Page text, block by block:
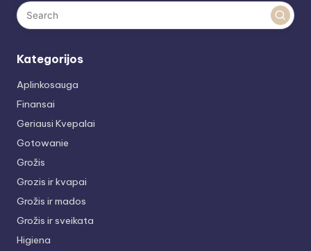
Kategorijos
Aplinkosauga
Finansai
Geriausi Kvepalai
Gotowanie
Grožis
Grozis ir kvapai
Grožis ir mados
Grožis ir sveikata
Higiena